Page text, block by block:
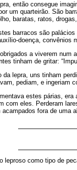
então consegue
um quarteirão. São
baratas, ratos,
barracos são
doença, convênios
a viverem num
tinham de gritar:
da lepra, uns tinham
pediam, e ingeriam
estes párias,
com eles. Perderam
acampados fora de uma
leproso como tipo de